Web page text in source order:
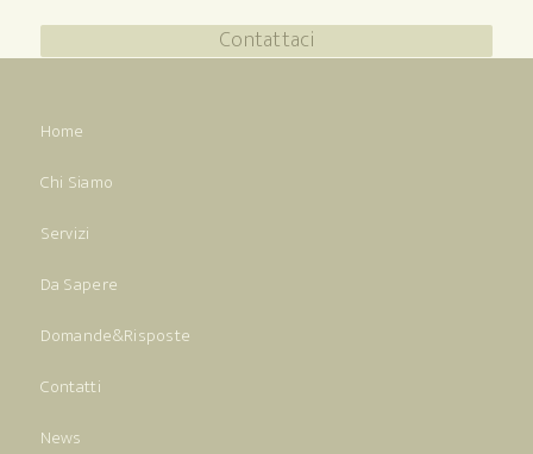
Contattaci
Home
Chi Siamo
Servizi
Da Sapere
Domande&Risposte
Contatti
News